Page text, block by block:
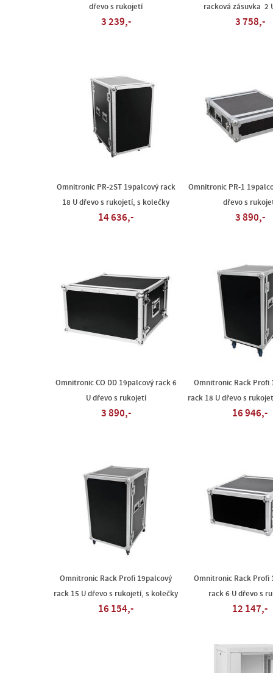
dřevo s rukojetí
3 239,-
racková zásuvka 2
3 758,-
Omnitronic PR-2ST 19palcový rack
18 U dřevo s rukojetí, s kolečky
14 636,-
Omnitronic PR-1
dřevo s
3 890,-
Omnitronic CO DD 19palcový rack 6
U dřevo s rukojetí
3 890,-
Omnitronic Rack Profi
rack 18 U dřevo s
16 946,-
Omnitronic Rack Profi 19palcový
rack 15 U dřevo s rukojetí, s kolečky
16 154,-
Omnitronic Rack Profi
rack 6 U dřevo s
12 147,-